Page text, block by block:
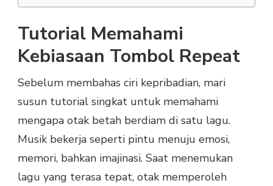
Tutorial Memahami
Kebiasaan Tombol Repeat
Sebelum membahas ciri kepribadian, mari
susun tutorial singkat untuk memahami
mengapa otak betah berdiam di satu lagu.
Musik bekerja seperti pintu menuju emosi,
memori, bahkan imajinasi. Saat menemukan
lagu yang terasa tepat, otak memperoleh